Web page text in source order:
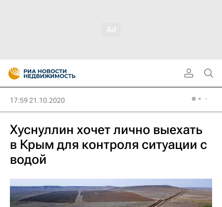
17:59 21.10.2020
Хуснуллин хочет лично выехать
в Крым для контроля ситуации с
водой